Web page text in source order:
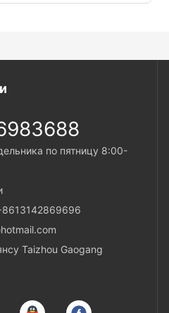
по пятницу 8:00-
Taizhou Gaogang